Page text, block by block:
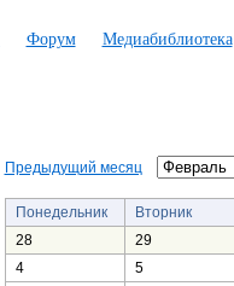
Форум Медиабиблиотека
Предыдущий месяц
Понедельник
Вторник
28
29
4
5